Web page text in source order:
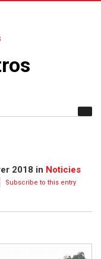
2018 in Noticies
Subscribe to this entry